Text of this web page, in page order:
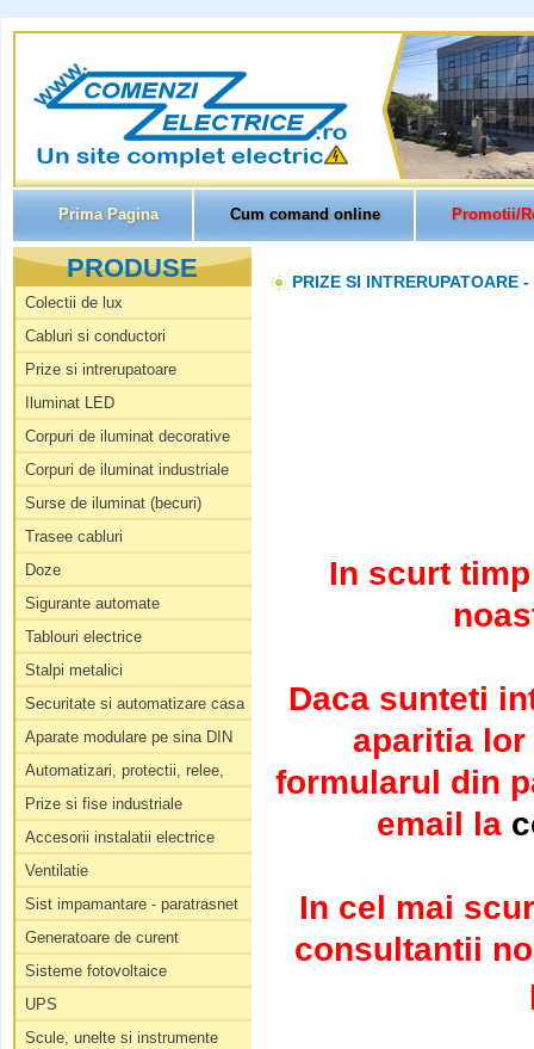
Prima Pagina Cum comand online Promotii/
PRODUSE
Colectii de lux
Cabluri si conductori
Prize si intrerupatoare
Iluminat LED
Corpuri de iluminat decorative
Corpuri de iluminat industriale
Surse de iluminat (becuri)
Trasee cabluri
Doze
Sigurante automate
Tablouri electrice
Stalpi metalici
Securitate si automatizare casa
Aparate modulare pe sina DIN
Automatizari, protectii, relee,
Prize si fise industriale
Accesorii instalatii electrice
Ventilatie
Sist impamantare - paratrasnet
Generatoare de curent
Sisteme fotovoltaice
UPS
Scule, unelte si instrumente
PRIZE SI INTRERUPATOARE
In scurt
Daca sunteti
aparitia lor
formularul din
email la
In cel mai
consultantii